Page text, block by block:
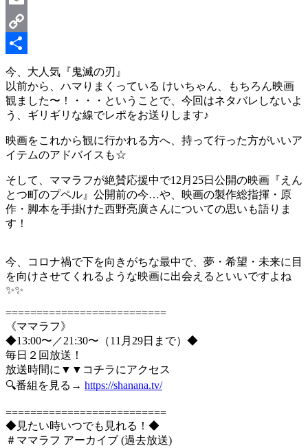
Email
Copy
Link
共
有
今、大人気『鬼滅の刃』
以前から、ハマりまくっている けいちゃん、もちろん映画
観ました〜！・・・ということで、今回はネタバレしないよ
う、ギリギリな線でレポをお送りします♪
映画をこれから観に行かれる方へ、持って行った方がいいア
イテムのアドバイスも☆
そして、ママラフが絶賛応援中で12月25日公開の映画『えん
とつ町のプペル』公開前の今…や、映画の製作総指揮・原
作・脚本を手掛けた西野亮廣さんについての思いも語りま
す！
今、コロナ禍で下を向きがちな最中で、夢・希望・未来に目
を向けさせてくれるような映画に出会えるといいですよね
✨✨
==========================
《ママラフ》
◆13:00〜／21:30〜（11月29日まで）◆
毎日２回放送！
放送時間に▼▼コチラにアクセス
🔍番組を見る→ https://shanana.tv/
==========================
◆見たい時いつでも見れる！◆
＃ママラフ アーカイブ (過去放送)